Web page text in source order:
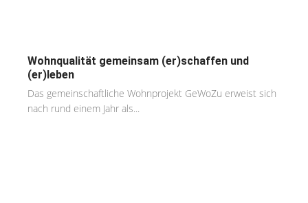
Wohnqualität gemeinsam (er)schaffen und
(er)leben
Das gemeinschaftliche Wohnprojekt GeWoZu erweist sich
nach rund einem Jahr als...